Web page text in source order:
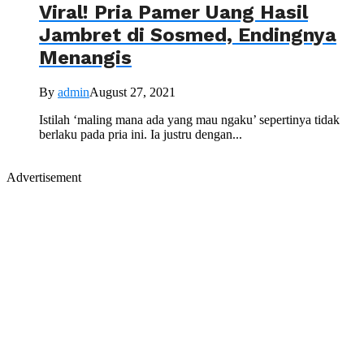
Viral! Pria Pamer Uang Hasil
Jambret di Sosmed, Endingnya
Menangis
By adminAugust 27, 2021
Istilah ‘maling mana ada yang mau ngaku’ sepertinya tidak
berlaku pada pria ini. Ia justru dengan...
Advertisement